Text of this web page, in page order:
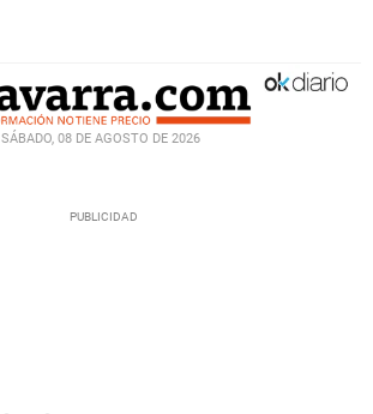
SÁBADO, 08 DE AGOSTO DE 2026